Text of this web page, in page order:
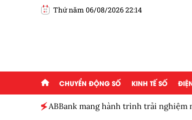
Thứ năm 06/08/2026 22:14
CHUYỂN ĐỘNG SỐ KINH TẾ SỐ
công chúng Kaspersky đưa ra hồi chuông